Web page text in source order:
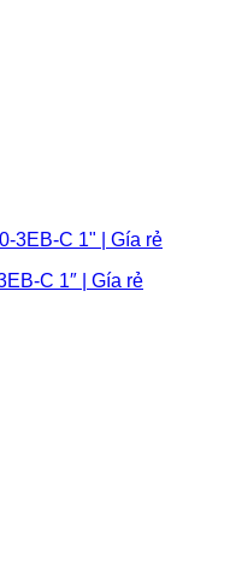
C 1″ | Gía rẻ